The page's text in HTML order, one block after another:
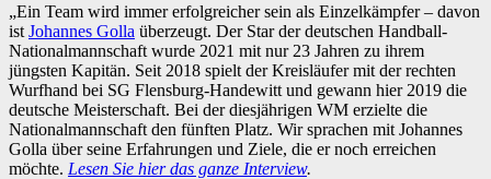
„Ein Team wird immer erfolgreicher sein als Einzelkämpfer – davon
ist Johannes Golla überzeugt. Der Star der deutschen Handball-
Nationalmannschaft wurde 2021 mit nur 23 Jahren zu ihrem
jüngsten Kapitän. Seit 2018 spielt der Kreisläufer mit der rechten
Wurfhand bei SG Flensburg-Handewitt und gewann hier 2019 die
deutsche Meisterschaft. Bei der diesjährigen WM erzielte die
Nationalmannschaft den fünften Platz. Wir sprachen mit Johannes
Golla über seine Erfahrungen und Ziele, die er noch erreichen
möchte. Lesen Sie hier das ganze Interview.